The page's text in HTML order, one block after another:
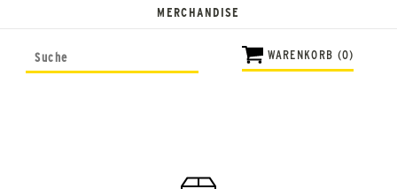
MERCHANDISE
WARENKORB (0)